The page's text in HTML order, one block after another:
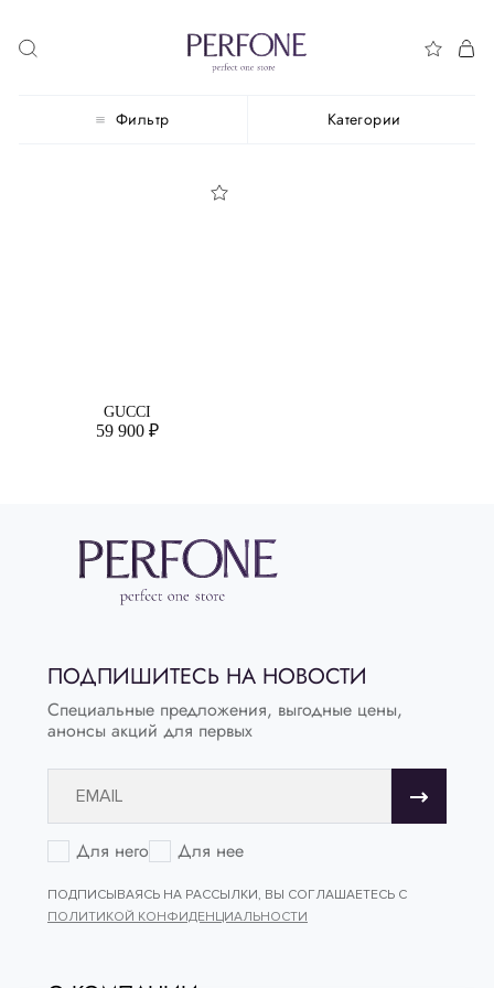
Фильтр Категории
GUCCI
59 900 ₽
ПОДПИШИТЕСЬ НА НОВОСТИ
Специальные предложения, выгодные цены,
анонсы акций для первых
Для него Для нее
ПОДПИСЫВАЯСЬ НА РАССЫЛКИ, ВЫ СОГЛАШАЕТЕСЬ С
ПОЛИТИКОЙ КОНФИДЕНЦИАЛЬНОСТИ